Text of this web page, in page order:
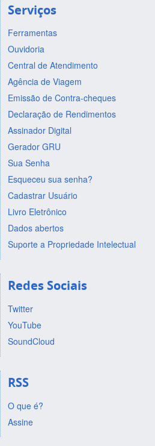
Serviços
Ferramentas
Ouvidoria
Central de Atendimento
Agência de Viagem
Emissão de Contra-cheques
Declaração de Rendimentos
Assinador Digital
Gerador GRU
Sua Senha
Esqueceu sua senha?
Cadastrar Usuário
Livro Eletrônico
Dados abertos
Suporte a Propriedade Intelectual
Redes Sociais
Twitter
YouTube
SoundCloud
RSS
O que é?
Assine